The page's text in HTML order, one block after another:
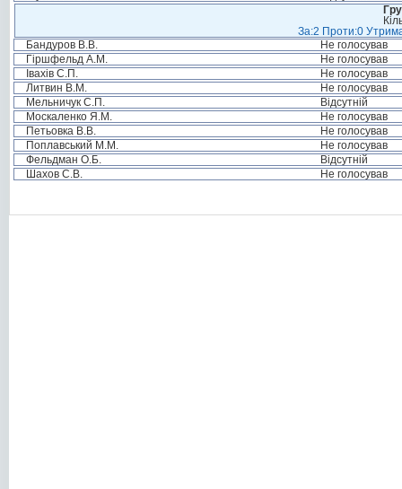
За:2 Проти:0
Бандуров В.В.
Не голосував
Гіршфельд А.М.
Не голосував
Івахів С.П.
Не голосував
Литвин В.М.
Не голосував
Мельничук С.П.
Відсутній
Москаленко Я.М.
Не голосував
Петьовка В.В.
Не голосував
Поплавський М.М.
Не голосував
Фельдман О.Б.
Відсутній
Шахов С.В.
Не голосував